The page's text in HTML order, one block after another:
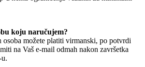
koju naručujem?
osoba možete platiti virmanski, po potvrdi
na Vaš e-mail odmah nakon završetka